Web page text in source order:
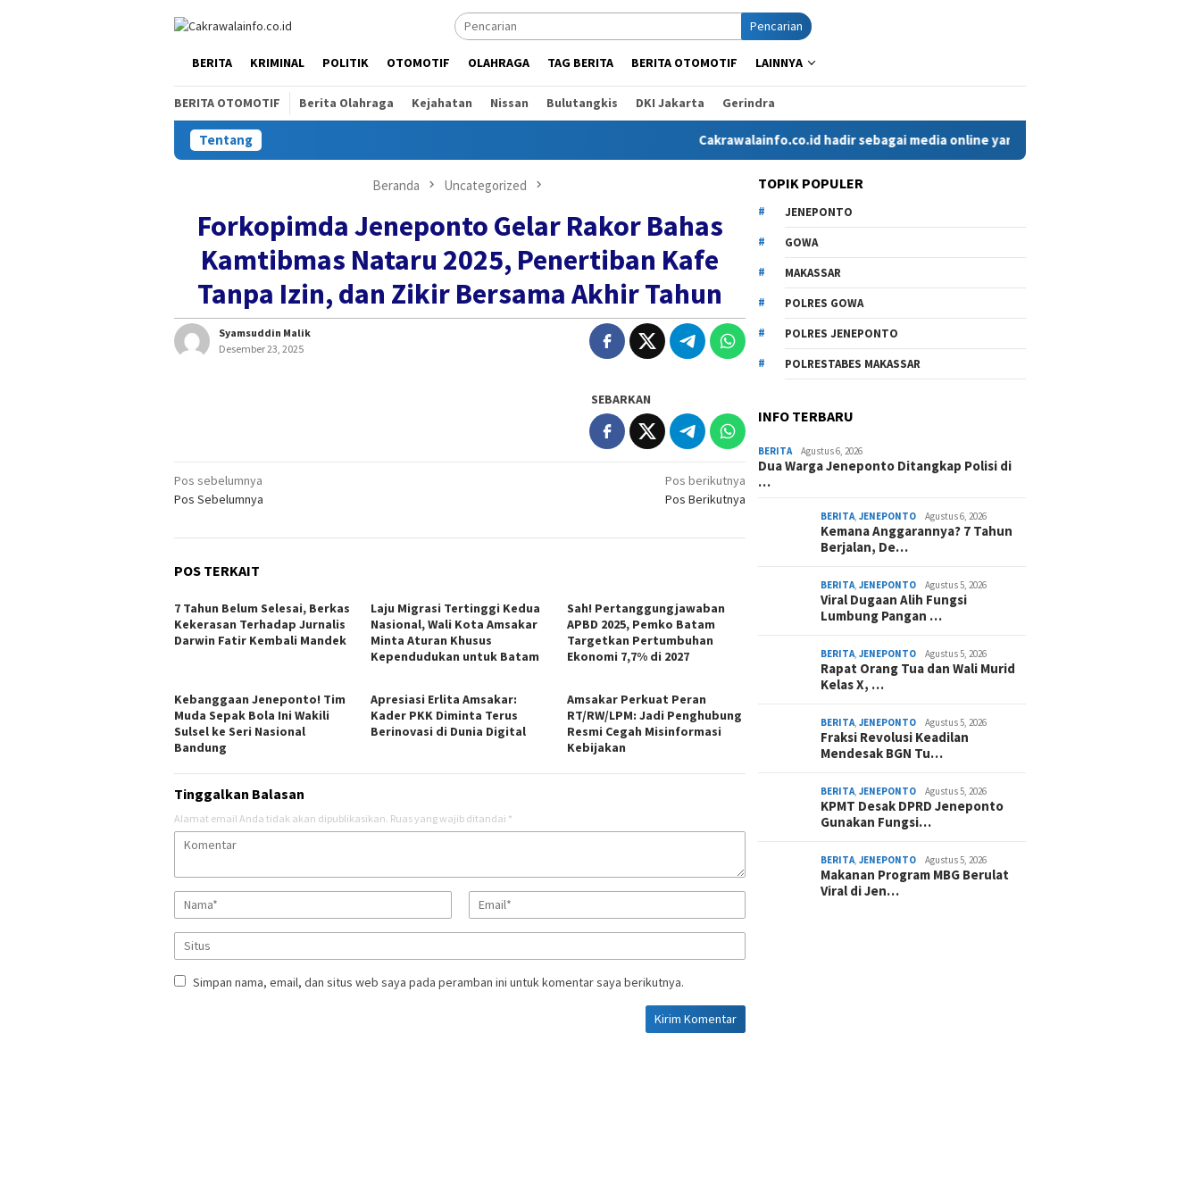
Pencarian
HOMEBERITA KRIMINAL POLITIK OTOMOTIF OLAHRAGA TAG BERITA BERITA OTOMOTIF LAINNYA
BERITA OTOMOTIF Berita Olahraga Kejahatan Nissan Bulutangkis DKI Jakarta Gerindra
Tentang Cakrawalainfo.co.id hadir sebagai media online yang menyajikan berita cepat, faktual,
Beranda Uncategorized
Forkopimda Jeneponto Gelar Rakor Bahas
Kamtibmas Nataru 2025, Penertiban Kafe
Tanpa Izin, dan Zikir Bersama Akhir Tahun
Syamsuddin Malik
Desember 23, 2025
SEBARKAN
Navigasi
pos
Pos sebelumnya
Pos Sebelumnya
Pos berikutnya
Pos Berikutnya
POS TERKAIT
7 Tahun Belum Selesai, Berkas
Kekerasan Terhadap Jurnalis
Darwin Fatir Kembali Mandek
Laju Migrasi Tertinggi Kedua
Nasional, Wali Kota Amsakar
Minta Aturan Khusus
Kependudukan untuk Batam
Sah! Pertanggungjawaban
APBD 2025, Pemko Batam
Targetkan Pertumbuhan
Ekonomi 7,7% di 2027
Kebanggaan Jeneponto! Tim
Muda Sepak Bola Ini Wakili
Sulsel ke Seri Nasional
Bandung
Apresiasi Erlita Amsakar:
Kader PKK Diminta Terus
Berinovasi di Dunia Digital
Amsakar Perkuat Peran
RT/RW/LPM: Jadi Penghubung
Resmi Cegah Misinformasi
Kebijakan
Tinggalkan Balasan
Alamat email Anda tidak akan dipublikasikan. Ruas yang wajib ditandai *
Simpan nama, email, dan situs web saya pada peramban ini untuk komentar saya berikutnya.
TOPIK POPULER
JENEPONTO
GOWA
MAKASSAR
POLRES GOWA
POLRES JENEPONTO
POLRESTABES MAKASSAR
INFO TERBARU
BERITA Agustus 6, 2026
Dua Warga Jeneponto Ditangkap Polisi di
…
BERITA,JENEPONTO Agustus 6, 2026
Kemana Anggarannya? 7 Tahun
Berjalan, De…
BERITA,JENEPONTO Agustus 5, 2026
Viral Dugaan Alih Fungsi
Lumbung Pangan …
BERITA,JENEPONTO Agustus 5, 2026
Rapat Orang Tua dan Wali Murid
Kelas X, …
BERITA,JENEPONTO Agustus 5, 2026
Fraksi Revolusi Keadilan
Mendesak BGN Tu…
BERITA,JENEPONTO Agustus 5, 2026
KPMT Desak DPRD Jeneponto
Gunakan Fungsi…
BERITA,JENEPONTO Agustus 5, 2026
Makanan Program MBG Berulat
Viral di Jen…